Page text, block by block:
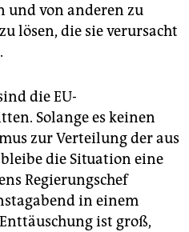
und von anderen zu
lösen, die sie verursacht
die EU-
Solange es keinen
zur Verteilung der aus
die Situation eine
Regierungschef
in einem
ist groß,